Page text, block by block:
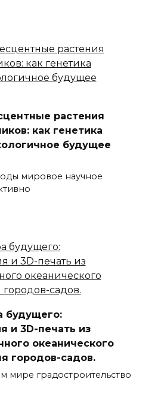
растения
как генетика
будущее
мировое научное
будущего:
и 3D-печать из
океанического
городов-садов.
мире градостроительство